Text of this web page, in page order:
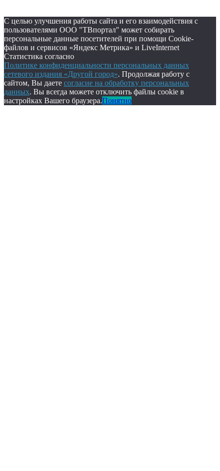
С целью улучшения работы сайта и его взаимодействия с
пользователями ООО "ТВпортал" может собирать
персональные данные посетителей при помощи Cookie-
файлов и сервисов «Яндекс Метрика» и LiveInternet
Статистика согласно
Политике конфиденциальности персональных данных
сетевого издания «Другой город». Продолжая работу с
сайтом, Вы даете согласие на обработку персональных
данных. Вы всегда можете отключить файлы cookie в
настройках Вашего браузера.Понятно